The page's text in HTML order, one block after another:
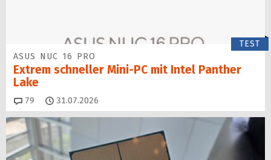
TEST
ASUS NUC 16 PRO
Extrem schneller Mini-PC mit Intel Panther
Lake
79 Kommentare
31.07.2026